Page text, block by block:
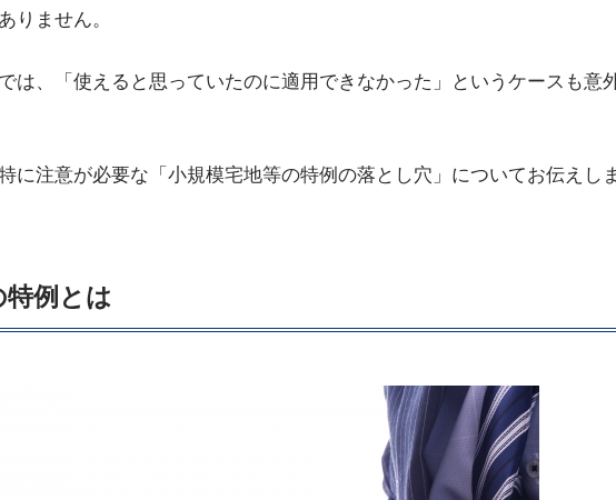
りません。
は、「使えると思っていたのに適用できなかった」というケースも意
に注意が必要な「小規模宅地等の特例の落とし穴」についてお伝えしま
特例とは